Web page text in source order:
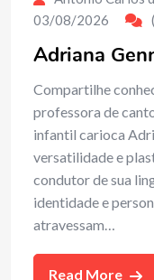
03/08/2026
Adriana
Compartilhe
professora de
infantil carioca
versatilidade e
condutor de sua
identidade e
atravessam…
Read More